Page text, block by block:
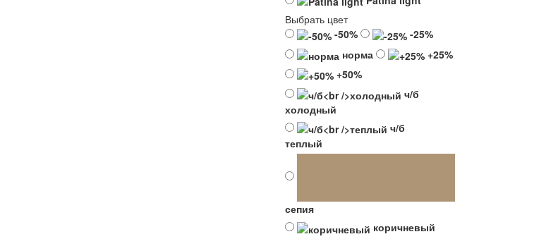
Выбрать цвет
-50%
-25%
норма
+25%
+50%
ч/б
холодный
ч/б
теплый
сепия
коричневый